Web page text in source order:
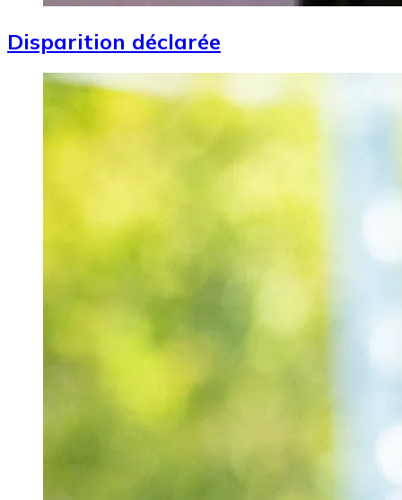
Disparition déclarée
Image